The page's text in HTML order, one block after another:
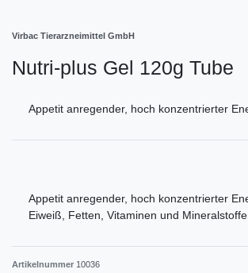
Virbac Tierarzneimittel GmbH
Nutri-plus Gel 120g Tube
Appetit anregender, hoch konzentrierter
Appetit anregender, hoch konzentrierter
Eiweiß, Fetten, Vitaminen und
Artikelnummer 10036